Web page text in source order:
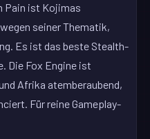
Pain ist Kojimas
seiner Thematik,
Es ist das beste Stealth-
Die Fox Engine ist
Afrika atemberaubend,
Für reine Gameplay-